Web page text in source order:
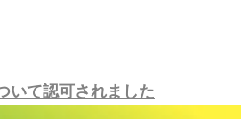
いて認可されました